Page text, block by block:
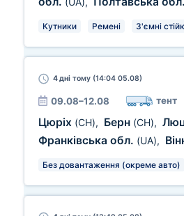
Кутники Ремені З'ємні
4 дні тому (14:04 05.08)
09.08–12.08 тент
Цюріх (CH), Берн (CH),
Франківська обл. (UA),
Без довантаження (окреме авто)